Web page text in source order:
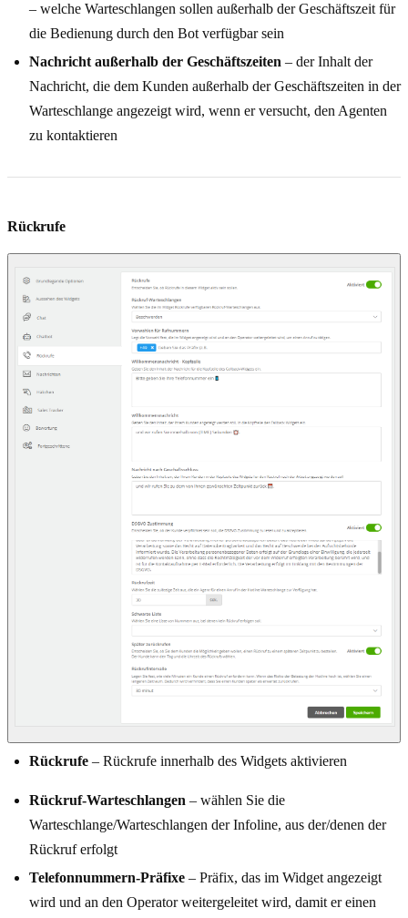
– welche Warteschlangen sollen außerhalb der Geschäftszeit für
die Bedienung durch den Bot verfügbar sein
Nachricht außerhalb der Geschäftszeiten – der Inhalt der
Nachricht, die dem Kunden außerhalb der Geschäftszeiten in der
Warteschlange angezeigt wird, wenn er versucht, den Agenten
zu kontaktieren
Rückrufe
Rückrufe – Rückrufe innerhalb des Widgets aktivieren
Rückruf-Warteschlangen – wählen Sie die
Warteschlange/Warteschlangen der Infoline, aus der/denen der
Rückruf erfolgt
Telefonnummern-Präfixe – Präfix, das im Widget angezeigt
wird und an den Operator weitergeleitet wird, damit er einen